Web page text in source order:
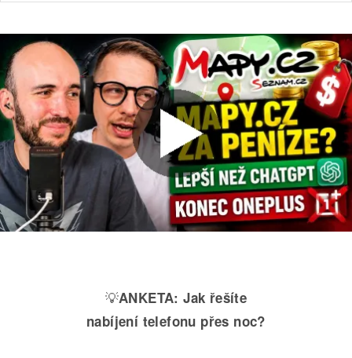
💡ANKETA: Jak řešíte
nabíjení telefonu přes noc?